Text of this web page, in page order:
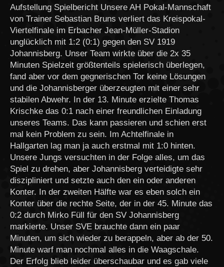
Aufstellung Spielbericht Unsere AH Pokal-Mannschaft
von Trainer Sebastian Bruns verliert das Kreispokal-
Viertelfinale im Erbacher Jean-Müller-Stadion
unglücklich mit 1:2 (0:1) gegen den SV 1919
Johannisberg. Unser Team wirkte über die 2x 35
Minuten Spielzeit größtenteils spielerisch überlegen,
fand aber vor dem gegnerischen Tor keine Lösungen
und die Johannisberger überzeugten mit einer sehr
stabilen Abwehr. In der 13. Minute erzielte Thomas
Krischke das 0:1 nach einer freundlichen Einladung
unseres Teams. Das kann passieren und schien erst
mal kein Problem zu sein. Im Achtelfinale in
Hallgarten lag man ja auch erstmal mit 1:0 hinten.
Unsere Jungs versuchten in der Folge alles, um das
Spiel zu drehen, aber Johannisberg verteidigte sehr
diszipliniert und setzte auch den ein oder anderen
Konter. In der zweiten Hälfte war es eben solch ein
Konter über die rechte Seite, der in der 45. Minute das
0:2 durch Mirko Füll für den SV Johannisberg
markierte. Unser SVE brauchte dann ein paar
Minuten, um sich wieder zu berappeln, aber ab der 50.
Minute warf man nochmal alles in die Waagschale.
Der Erfolg blieb leider überschaubar und es gab viele